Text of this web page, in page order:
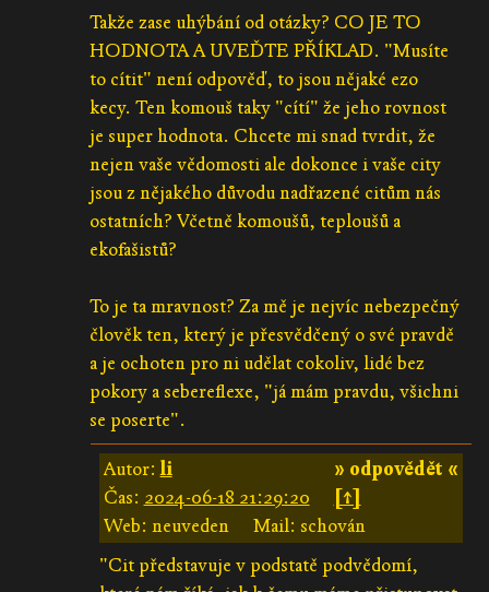
Takže zase uhýbání od otázky? CO JE TO
HODNOTA A UVEĎTE PŘÍKLAD. "Musíte
to cítit" není odpověď, to jsou nějaké ezo
kecy. Ten komouš taky "cítí" že jeho rovnost
je super hodnota. Chcete mi snad tvrdit, že
nejen vaše vědomosti ale dokonce i vaše city
jsou z nějakého důvodu nadřazené citům nás
ostatních? Včetně komoušů, teploušů a
ekofašistů?
To je ta mravnost? Za mě je nejvíc nebezpečný
člověk ten, který je přesvědčený o své pravdě
a je ochoten pro ni udělat cokoliv, lidé bez
pokory a sebereflexe, "já mám pravdu, všichni
se poserte".
» odpovědět «
Autor:li
Čas: 2024-06-18 21:29:20
[↑]
Web: neuveden
Mail: schován
"Cit představuje v podstatě podvědomí,